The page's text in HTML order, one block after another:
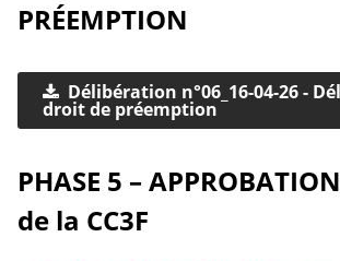
PRÉEMPTION
Délibération n°06_16-04-26 -
droit de préemption
PHASE 5 –
de la CC3F